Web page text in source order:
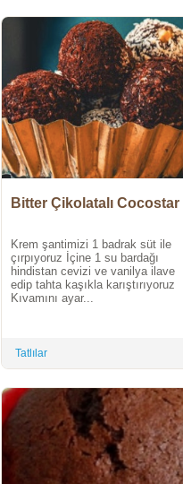
Bitter Çikolatalı Cocostar
Krem şantimizi 1 badrak süt ile
çırpıyoruz İçine 1 su bardağı
hindistan cevizi ve vanilya ilave
edip tahta kaşıkla karıştırıyoruz
Kıvamını ayar...
Tatlılar